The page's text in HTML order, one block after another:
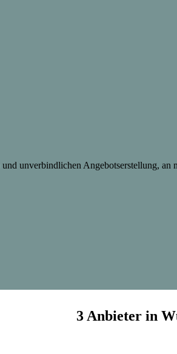
unverbindlichen Angebotserstellung,
3 Anbieter in